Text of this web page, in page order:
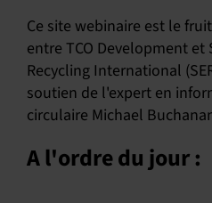
Ce site webinaire est le
entre TCO Development
Recycling International
soutien de l'expert en
circulaire Michael
A l'ordre du jour :